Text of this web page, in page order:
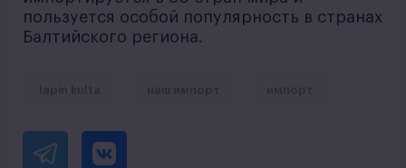
пользуется особой популярность в странах
Балтийского региона.